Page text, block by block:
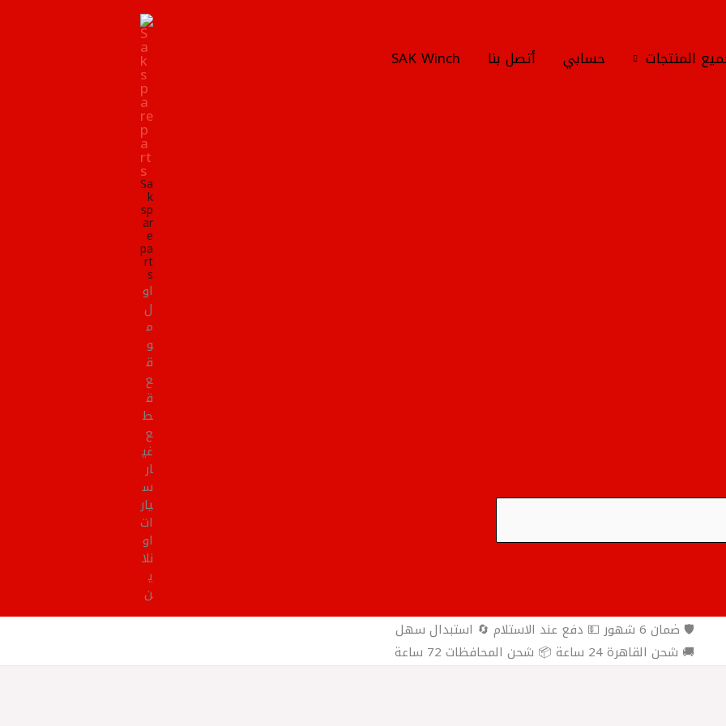
المنتجات حسابي أتصل بنا SAK Winch
Sa
k
sp
ar
e
pa
rt
s
او
ل
م
و
ق
ع
ق
ط
ع
غي
ار
س
يار
ات
او
نلا
ي
ن
🛡️ ضمان 6 شهور 💵 دفع عند الاستلام 🔄 استبدال سهل
🚚 شحن القاهرة 24 ساعة 📦 شحن المحافظات 72 ساعة